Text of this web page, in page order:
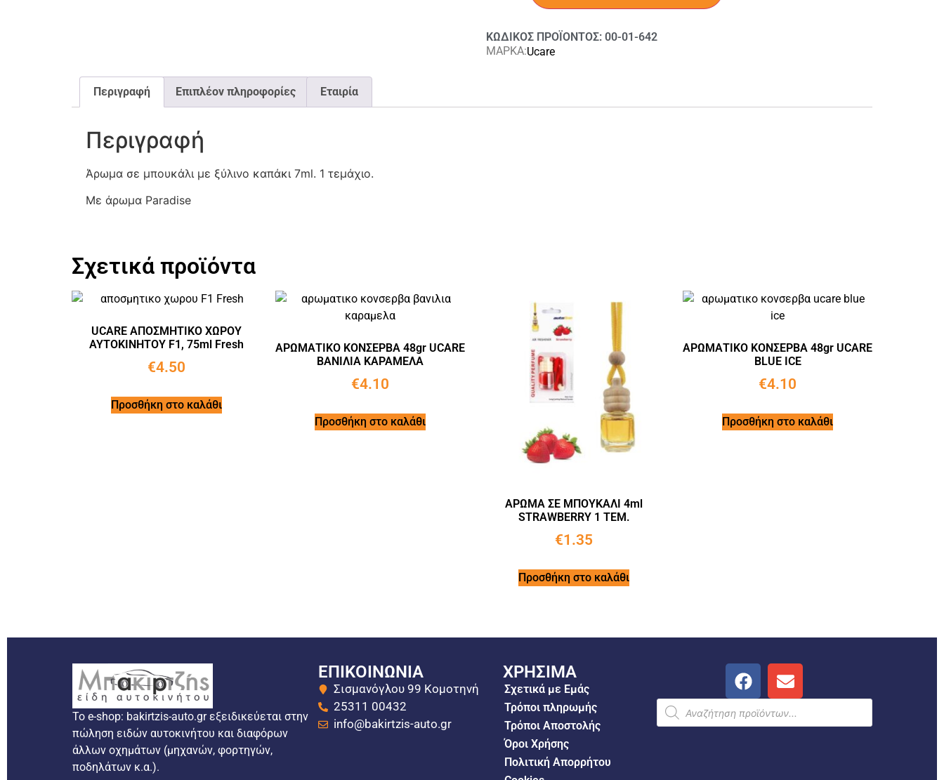
ΚΩΔΙΚΟΣ ΠΡΟΪΟΝΤΟΣ: 00-01-642
ΜΑΡΚΑ:Ucare
Περιγραφή Επιπλέον πληροφορίες Εταιρία
Περιγραφή
Άρωμα σε μπουκάλι με ξύλινο καπάκι 7ml. 1 τεμάχιο.
Με άρωμα Paradise
Σχετικά προϊόντα
UCARE ΑΠΟΣΜΗΤΙΚΟ ΧΩΡΟΥ
ΑΥΤΟΚΙΝΗΤΟΥ F1, 75ml Fresh
€4.50
Προσθήκη στο καλάθι
ΑΡΩΜΑΤΙΚΟ ΚΟΝΣΕΡΒΑ 48gr UCARE
ΒΑΝΙΛΙΑ ΚΑΡΑΜΕΛΑ
€4.10
Προσθήκη στο καλάθι
ΑΡΩΜΑ ΣΕ ΜΠΟΥΚΑΛΙ 4ml
STRAWBERRY 1 ΤΕΜ.
€1.35
Προσθήκη στο καλάθι
ΑΡΩΜΑΤΙΚΟ ΚΟΝΣΕΡΒΑ 48gr UCARE
BLUE ICE
€4.10
Προσθήκη στο καλάθι
Το e-shop: bakirtzis-auto.gr εξειδικεύεται στην
πώληση ειδών αυτοκινήτου και διαφόρων
άλλων οχημάτων (μηχανών, φορτηγών,
ποδηλάτων κ.α.).
ΕΠΙΚΟΙΝΩΝΙΑ
Σισμανόγλου 99 Κομοτηνή
25311 00432
info@bakirtzis-auto.gr
ΧΡΗΣΙΜΑ
Σχετικά με Εμάς
Τρόποι πληρωμής
Τρόποι Αποστολής
Όροι Χρήσης
Πολιτική Απορρήτου